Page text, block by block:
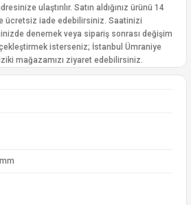
ulaştırılır. Satın aldığınız ürünü 14
ücretsiz iade edebilirsiniz. Saatinizi
denemek veya sipariş sonrası değişim
isterseniz; İstanbul Ümraniye
mağazamızı ziyaret edebilirsiniz.